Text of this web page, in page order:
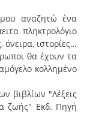
αναζητώ ένα
πληκτρολόγιο
ιστορίες…
θα έχουν τα
κολλημένο
βιβλίων "Λέξεις
ζωής" Εκδ. Πηγή